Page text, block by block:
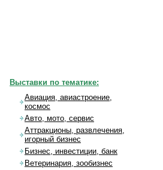
Выставки по тематике:
Авиация, авиастроение,
космос
Авто, мото, сервис
Аттракционы, развлечения,
игорный бизнес
Бизнес, инвестиции, банк
Ветеринария, зообизнес